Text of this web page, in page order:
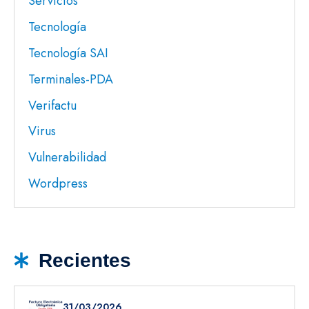
Tecnología
Tecnología SAI
Terminales-PDA
Verifactu
Virus
Vulnerabilidad
Wordpress
Recientes